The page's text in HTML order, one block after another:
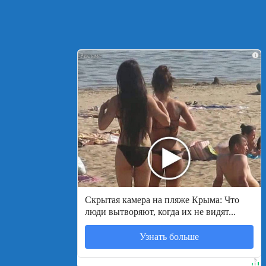
i
Скрытая камера на пляже Крыма: Что
люди вытворяют, когда их не видят...
Узнать больше